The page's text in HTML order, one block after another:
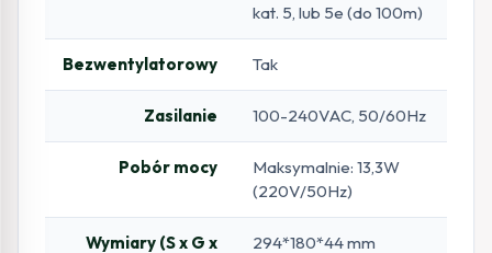
kat. 5, lub 5e (do 100m)
Bezwentylatorowy Tak
Zasilanie 100-240VAC, 50/60Hz
Pobór mocy
Maksymalnie: 13,3W
(220V/50Hz)
Wymiary (S x G x
294*180*44 mm